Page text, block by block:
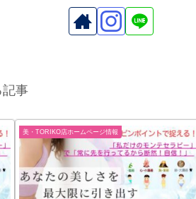
事
美・TORIKO店ホームページ情報